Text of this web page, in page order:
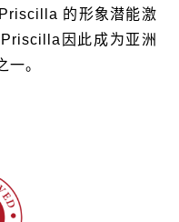
Priscilla 的形象潜能激
Priscilla 因此成为亚洲
一。